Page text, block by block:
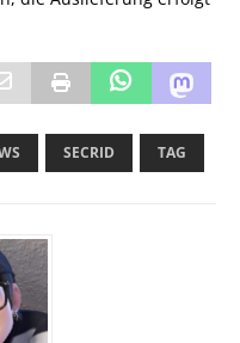
SECRID TAG